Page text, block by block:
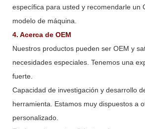
específica para usted y recomendarle un
modelo de máquina.
4. Acerca de OEM
Nuestros productos pueden ser OEM y
necesidades especiales. Tenemos una
fuerte.
Capacidad de investigación y desarrollo
herramienta. Estamos muy dispuestos a
personalizado.